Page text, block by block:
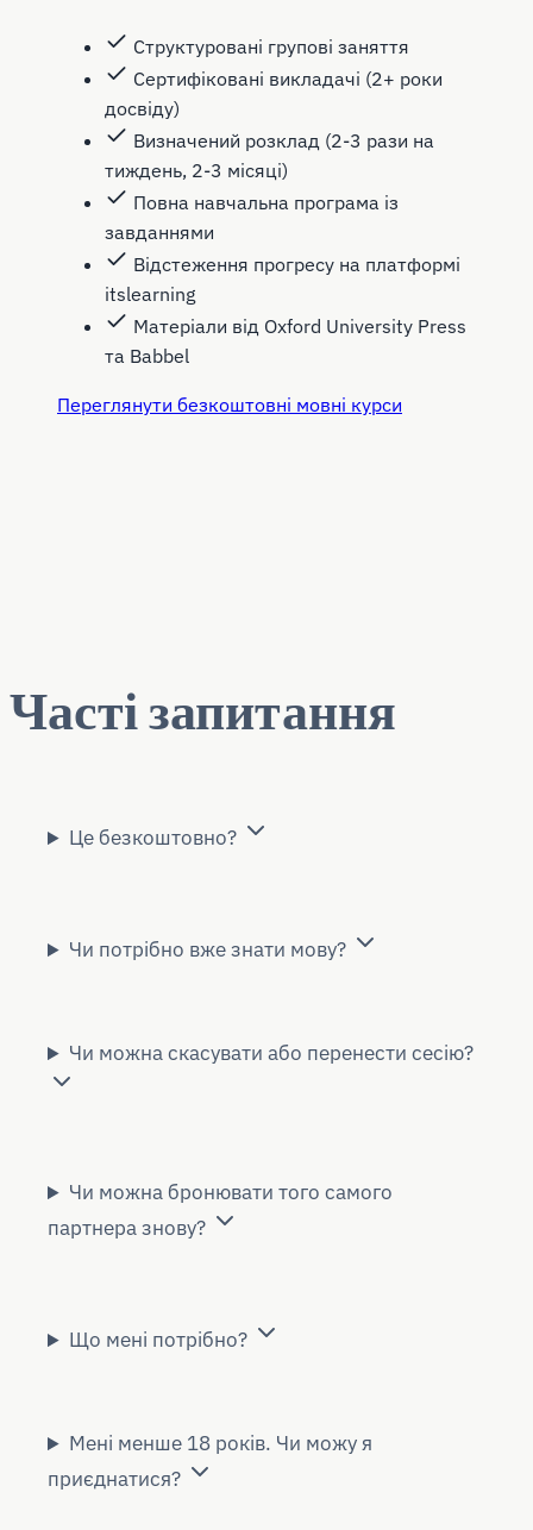
Структуровані групові заняття
Сертифіковані викладачі (2+ роки
досвіду)
Визначений розклад (2-3 рази на
тиждень, 2-3 місяці)
Повна навчальна програма із
завданнями
Відстеження прогресу на платформі
itslearning
Матеріали від Oxford University Press
та Babbel
Переглянути безкоштовні мовні курси
Часті запитання
Це безкоштовно?
Чи потрібно вже знати мову?
Чи можна скасувати або перенести сесію?
Чи можна бронювати того самого
партнера знову?
Що мені потрібно?
Мені менше 18 років. Чи можу я
приєднатися?